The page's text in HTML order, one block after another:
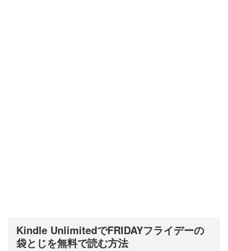
Kindle UnlimitedでFRIDAYフライデーの
袋とじを無料で読む方法